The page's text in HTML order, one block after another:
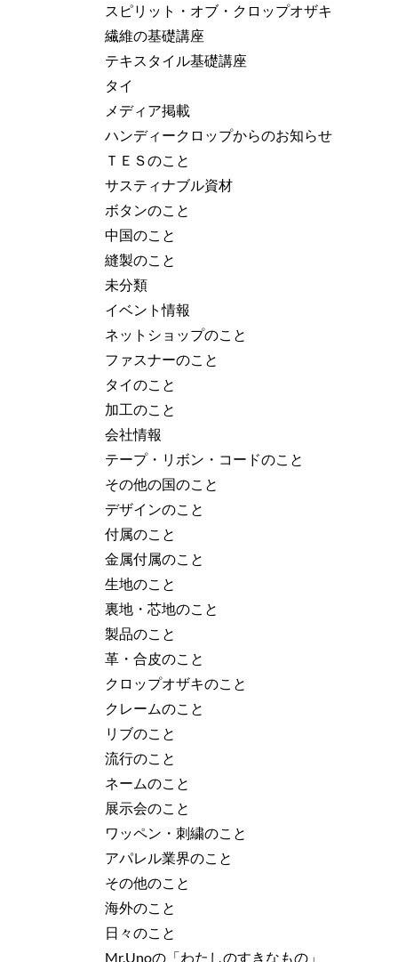
スピリット・オブ・クロップオザキ
繊維の基礎講座
テキスタイル基礎講座
タイ
メディア掲載
ハンディークロップからのお知らせ
ＴＥＳのこと
サスティナブル資材
ボタンのこと
中国のこと
縫製のこと
未分類
イベント情報
ネットショップのこと
ファスナーのこと
タイのこと
加工のこと
会社情報
テープ・リボン・コードのこと
その他の国のこと
デザインのこと
付属のこと
金属付属のこと
生地のこと
裏地・芯地のこと
製品のこと
革・合皮のこと
クロップオザキのこと
クレームのこと
リブのこと
流行のこと
ネームのこと
展示会のこと
ワッペン・刺繍のこと
アパレル業界のこと
その他のこと
海外のこと
日々のこと
Mr.Unoの「わたしのすきなもの」